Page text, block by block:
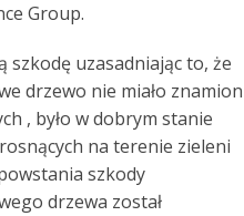
Group.
szkodę uzasadniając to, że
drzewo nie miało znamion
, było w dobrym stanie
na terenie zieleni
szkody
drzewa został